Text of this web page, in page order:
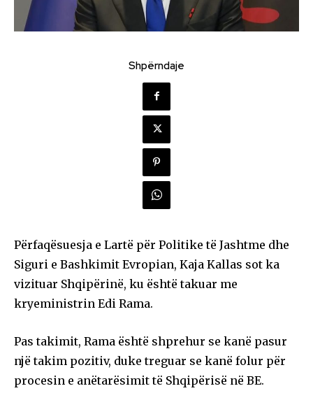
Shpërndaje
Përfaqësuesja e Lartë për Politike të Jashtme dhe
Siguri e Bashkimit Evropian, Kaja Kallas sot ka
vizituar Shqipërinë, ku është takuar me
kryeministrin Edi Rama.
Pas takimit, Rama është shprehur se kanë pasur
një takim pozitiv, duke treguar se kanë folur për
procesin e anëtarësimit të Shqipërisë në BE.